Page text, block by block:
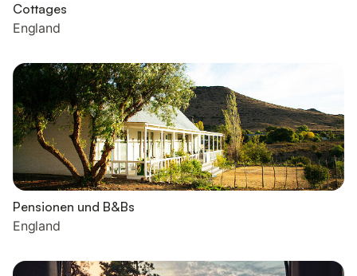
Cottages
England
Pensionen und B&Bs
England